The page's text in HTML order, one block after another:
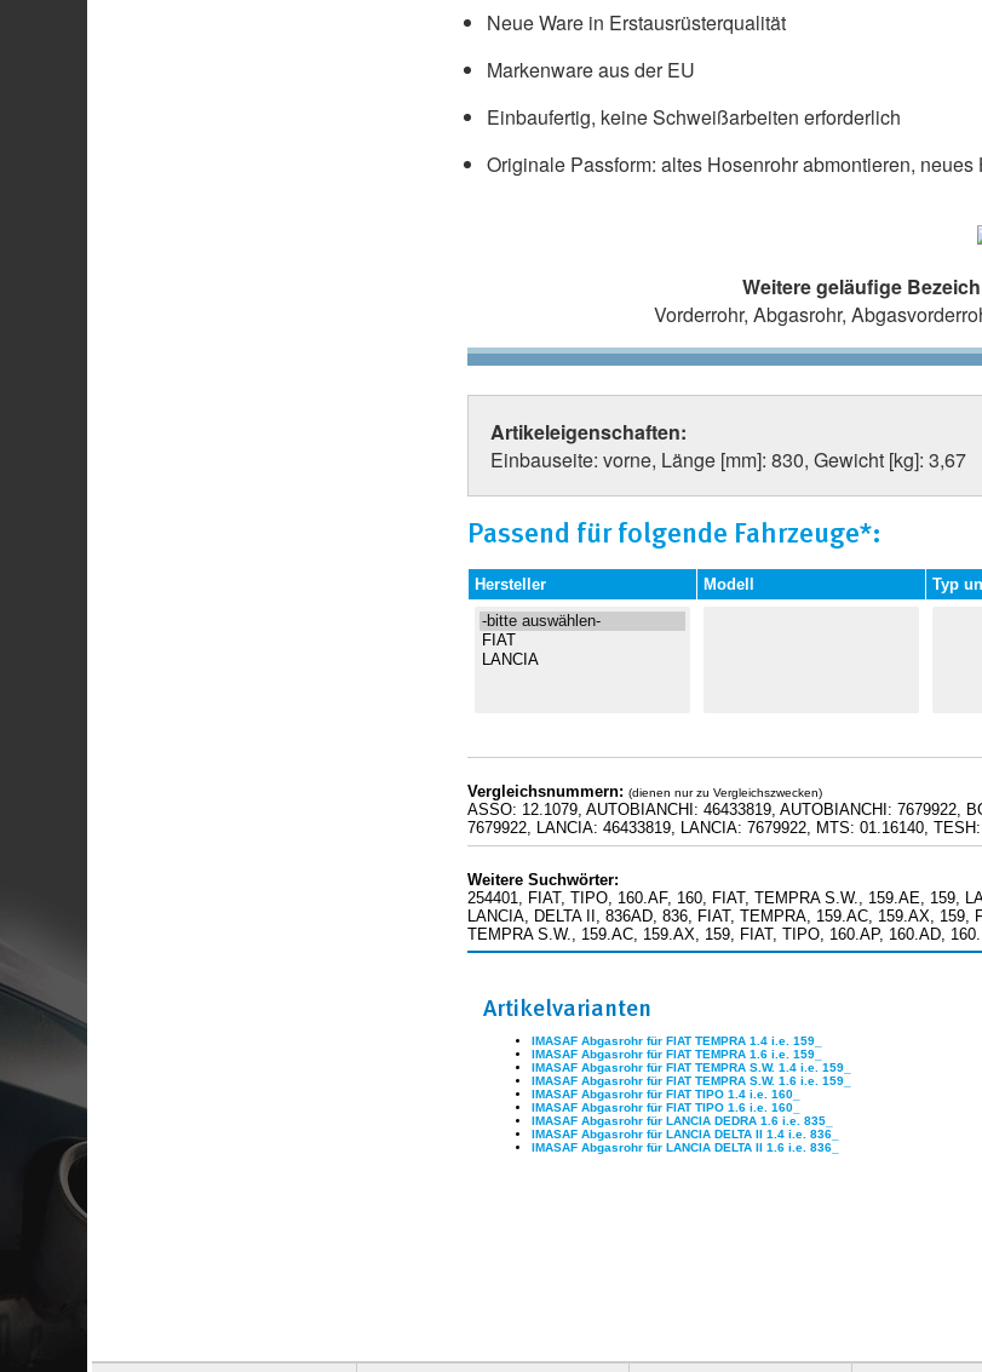
Neue Ware in Erstausrüsterqualität
Markenware aus der EU
Einbaufertig, keine Schweißarbeiten erforderlich
Originale Passform: altes Hosenrohr abmontieren,
Weitere geläufige
Vorderrohr, Abgasrohr,
Artikeleigenschaften:
Einbauseite: vorne, Länge [mm]: 830, Gewicht [kg]: 3,67
Passend für folgende Fahrzeuge*:
Hersteller Modell Typ
Vergleichsnummern: (dienen nur zu Vergleichszwecken)
ASSO: 12.1079, AUTOBIANCHI: 46433819, AUTOBIANCHI: 7679922,
7679922, LANCIA: 46433819, LANCIA: 7679922, MTS: 01.16140,
Weitere Suchwörter:
254401, FIAT, TIPO, 160.AF, 160, FIAT, TEMPRA S.W., 159.AE, 159,
LANCIA, DELTA II, 836AD, 836, FIAT, TEMPRA, 159.AC, 159.AX,
TEMPRA S.W., 159.AC, 159.AX, 159, FIAT, TIPO, 160.AP, 160.AD,
Artikelvarianten
IMASAF Abgasrohr für FIAT TEMPRA 1.4 i.e. 159_
IMASAF Abgasrohr für FIAT TEMPRA 1.6 i.e. 159_
IMASAF Abgasrohr für FIAT TEMPRA S.W. 1.4 i.e. 159_
IMASAF Abgasrohr für FIAT TEMPRA S.W. 1.6 i.e. 159_
IMASAF Abgasrohr für FIAT TIPO 1.4 i.e. 160_
IMASAF Abgasrohr für FIAT TIPO 1.6 i.e. 160_
IMASAF Abgasrohr für LANCIA DEDRA 1.6 i.e. 835_
IMASAF Abgasrohr für LANCIA DELTA II 1.4 i.e. 836_
IMASAF Abgasrohr für LANCIA DELTA II 1.6 i.e. 836_